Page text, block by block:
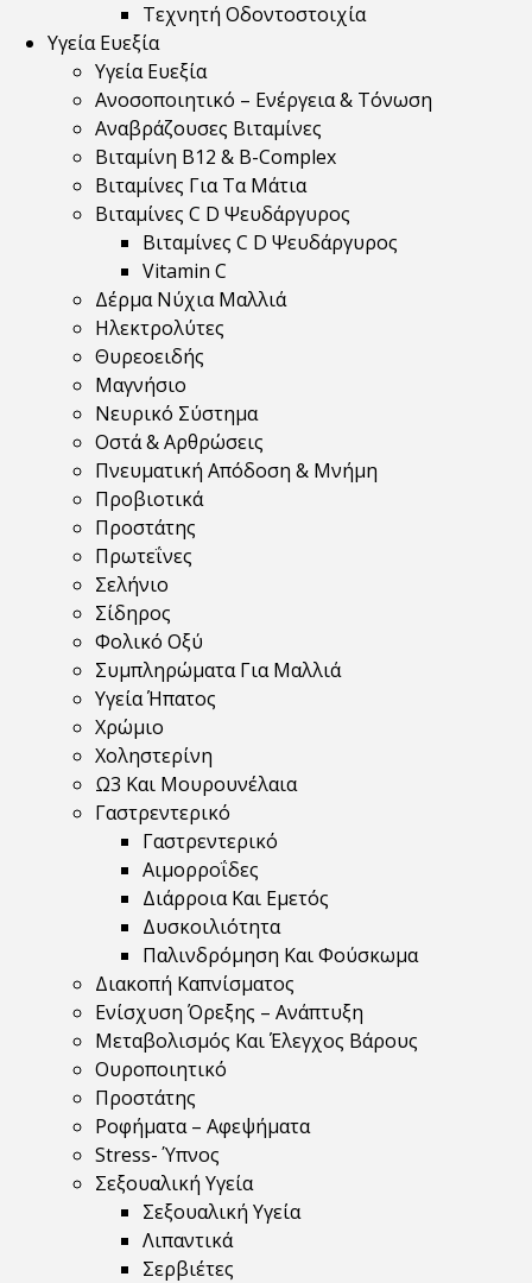
Τεχνητή Οδοντοστοιχία
Υγεία Ευεξία
Υγεία Ευεξία
Ανοσοποιητικό – Ενέργεια & Τόνωση
Αναβράζουσες Βιταμίνες
Βιταμίνη B12 & Β-Complex
Βιταμίνες Για Τα Μάτια
Βιταμίνες C D Ψευδάργυρος
Βιταμίνες C D Ψευδάργυρος
Vitamin C
Δέρμα Νύχια Μαλλιά
Ηλεκτρολύτες
Θυρεοειδής
Μαγνήσιο
Νευρικό Σύστημα
Οστά & Αρθρώσεις
Πνευματική Απόδοση & Μνήμη
Προβιοτικά
Προστάτης
Πρωτεΐνες
Σελήνιο
Σίδηρος
Φολικό Οξύ
Συμπληρώματα Για Μαλλιά
Υγεία Ήπατος
Χρώμιο
Χοληστερίνη
Ω3 Και Μουρουνέλαια
Γαστρεντερικό
Γαστρεντερικό
Αιμορροΐδες
Διάρροια Και Εμετός
Δυσκοιλιότητα
Παλινδρόμηση Και Φούσκωμα
Διακοπή Καπνίσματος
Ενίσχυση Όρεξης – Ανάπτυξη
Μεταβολισμός Και Έλεγχος Βάρους
Ουροποιητικό
Προστάτης
Ροφήματα – Αφεψήματα
Stress- Ύπνος
Σεξουαλική Υγεία
Σεξουαλική Υγεία
Λιπαντικά
Σερβιέτες